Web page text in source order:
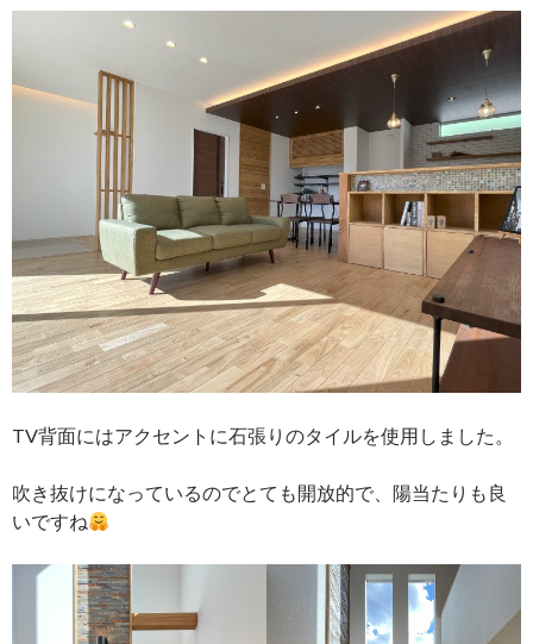
TV背面にはアクセントに石張りのタイルを使用しました。
吹き抜けになっているのでとても開放的で、陽当たりも良
いですね